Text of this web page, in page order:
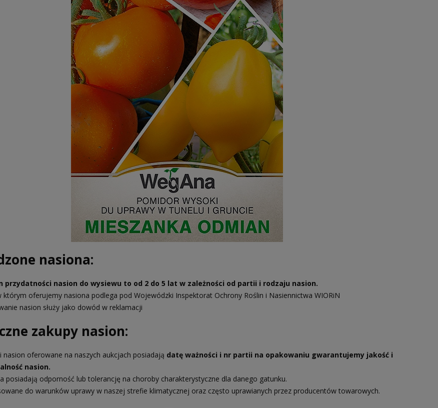
nasiona:
przydatności nasion do wysiewu to od 2 do 5 lat w zależności od partii i rodzaju nasion.
którym oferujemy nasiona podlega pod Wojewódzki Inspektorat Ochrony Roślin i Nasiennictwa WIORiN
nasion służy jako dowód w reklamacji
zakupy nasion:
nasion oferowane na naszych aukcjach posiadają datę ważności i nr partii na opakowaniu gwarantujemy jakość i
nasion.
posiadają odporność lub tolerancję na choroby charakterystyczne dla danego gatunku.
do warunków uprawy w naszej strefie klimatycznej oraz często uprawianych przez producentów towarowych.